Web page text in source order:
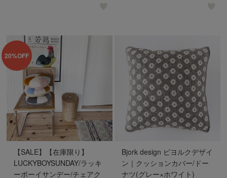
【SALE】【在庫限り】
LUCKYBOYSUNDAY/ラッキ
ーボーイサンデー/チェアク
20%OFF
Bjork design ビヨルクデザイ
ン｜クッションカバー/ドー
ナツ(グレー×ホワイト)